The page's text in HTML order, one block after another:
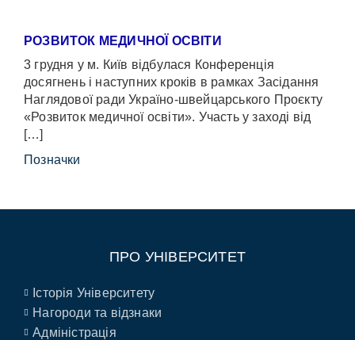
РОЗВИТОК МЕДИЧНОЇ ОСВІТИ
3 грудня у м. Київ відбулася Конференція
досягнень і наступних кроків в рамках Засідання
Наглядової ради Україно-швейцарського Проєкту
«Розвиток медичної освіти». Участь у заході від
[…]
Позначки
ПРО УНІВЕРСИТЕТ
Історія Університету
Нагороди та відзнаки
Адміністрація